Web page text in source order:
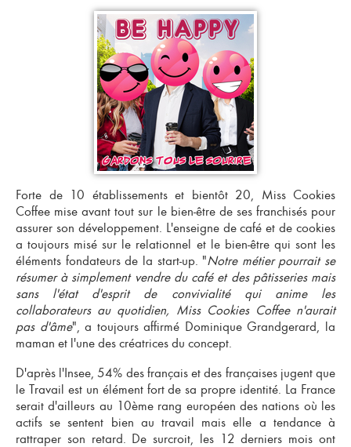
Forte de 10 établissements et bientôt 20, Miss Cookies
Coffee mise avant tout sur le bien-être de ses franchiséspour
assurer son développement. L'enseigne de café et de cookies
a toujours misé sur le relationnel et le bien-êtrequi sont les
éléments fondateurs de la start-up. "Notre métier pourrait se
résumer à simplement vendre du café et des pâtisseriesmais
sans l'état d'esprit de convivialité qui anime les
collaborateurs au quotidien, Miss Cookies Coffee n'aurait
pas d'âme", a toujours affirmé Dominique Grandgerard, la
maman et l'une des créatrices du concept.
D'après l'Insee, 54% des français et des françaises jugent que
le Travail est un élément fort de sa propre identité. La France
serait d'ailleurs au 10ème rang européen des nations où les
actifs se sentent bien au travail mais elle a tendance à
rattraper son retard. De surcroit, les 12 derniers mois ont